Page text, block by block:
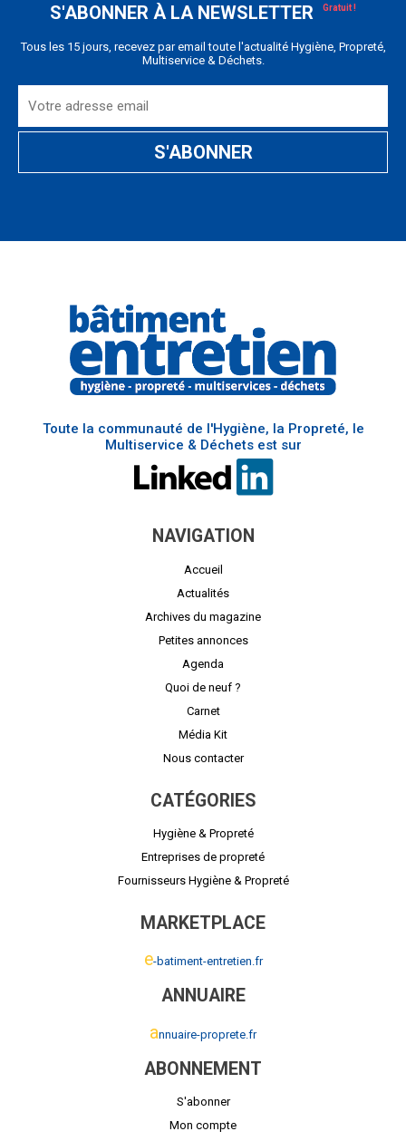
S'ABONNER À LA NEWSLETTER
Tous les 15 jours, recevez par email toute l'actualité Hygiène, Propreté,
Multiservice & Déchets.
Toute la communauté de l'Hygiène, la Propreté, le
Multiservice & Déchets est sur
NAVIGATION
Accueil
Actualités
Archives du magazine
Petites annonces
Agenda
Quoi de neuf ?
Carnet
Média Kit
Nous contacter
CATÉGORIES
Hygiène & Propreté
Entreprises de propreté
Fournisseurs Hygiène & Propreté
MARKETPLACE
e-batiment-entretien.fr
ANNUAIRE
annuaire-proprete.fr
ABONNEMENT
S'abonner
Mon compte